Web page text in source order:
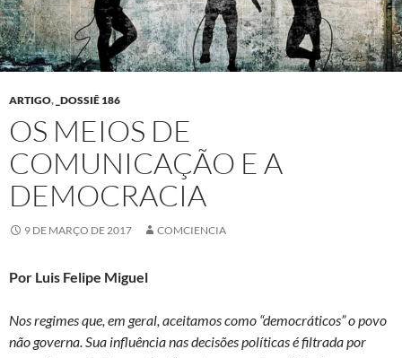
ARTIGO, _DOSSIÊ 186
OS MEIOS DE
COMUNICAÇÃO E A
DEMOCRACIA
9 DE MARÇO DE 2017 COMCIENCIA
Por Luis Felipe Miguel
Nos regimes que, em geral, aceitamos como “democráticos” o povo
não governa. Sua influência nas decisões políticas é filtrada por